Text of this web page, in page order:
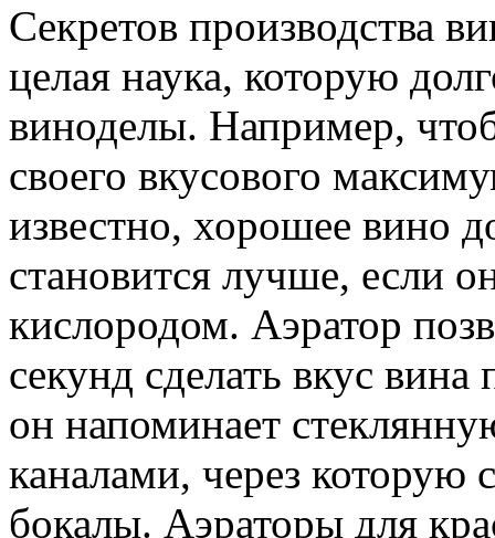
Секретов производства
целая наука, которую
виноделы. Например,
своего вкусового
известно, хорошее вино
становится лучше, если
кислородом. Аэратор
секунд сделать вкус
он напоминает
каналами, через которую
бокалы. Аэраторы для